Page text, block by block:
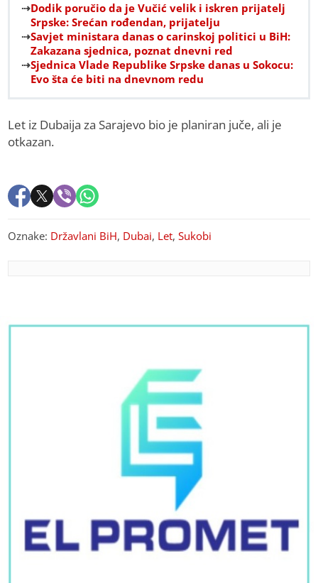
Dodik poručio da je Vučić velik i iskren prijatelj
Srpske: Srećan rođendan, prijatelju
Savjet ministara danas o carinskoj politici u BiH:
Zakazana sjednica, poznat dnevni red
Sjednica Vlade Republike Srpske danas u Sokocu:
Evo šta će biti na dnevnom redu
Let iz Dubaija za Sarajevo bio je planiran juče, ali je
otkazan.
Oznake: Državlani BiH, Dubai, Let,Sukobi